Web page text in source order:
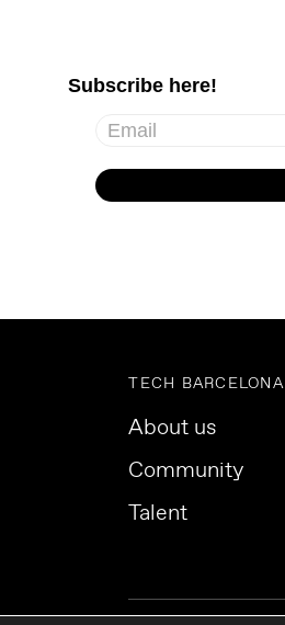
TECH BARCELONA
About us
Community
Talent